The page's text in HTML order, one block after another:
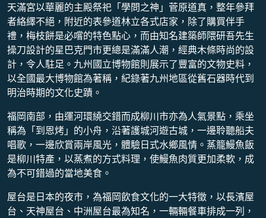
天滿宮以華麗的主殿祭祀「學問之神」菅原道真，整年參拜
者絡繹不絕，附近的表參道林立各式店家，除了購買伴手
禮，梅枝餅是必嚐的特色點心，而由知名建築師隈研吾先生
操刀設計的星巴克門市更總是滿滿人潮，經典木條時尚的設
計，令人駐足。九州國立博物館則展示了豐富的文物史料，
以全國最大博物館為著稱，紀錄著九州地區從舊石器時代到
明治時期的文化史蹟。
福岡南部，由運河環繞交錯而成柳川市亦為人氣景點，乘坐
稱為「到恩烤」的小舟，沿著護城河遊古城，一邊聆聽船夫
唱歌，一邊欣賞兩岸風光，體驗日式水鄉風情。蒸籠鰻魚飯
是柳川特產，以蒸煮的方式料理，使鰻魚肉質更加柔軟，成
為不可錯過的當地美食。
屋台是日本的夜市，為福岡飲食文化的一大特徵，以長濱屋
台、天神屋台、中洲屋台最為知名，一輛輛餐車排成一列，